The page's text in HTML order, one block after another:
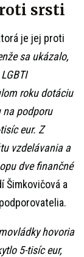
srsti
je jej proti
sa ukázalo,
roku dotáciu
na podporu
eur. Z
vzdelávania a
dve finančné
Šimkovičová a
hovoria
5-tisíc eur,